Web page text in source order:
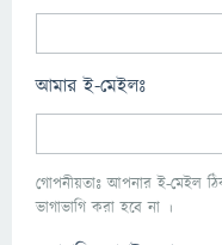
আমার ই-মেইলঃ
গোপনীয়তাঃ আপনার ই-মেইল
ভাগাভাগি করা হবে না ।